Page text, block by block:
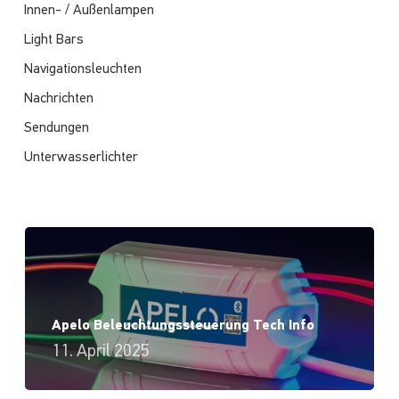
Innen- / Außenlampen
Light Bars
Navigationsleuchten
Nachrichten
Sendungen
Unterwasserlichter
Apelo Beleuchtungssteuerung Tech Info
11. April 2025